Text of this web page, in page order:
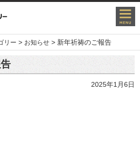
リー > お知らせ > 新年祈祷のご報告
2025年1月6日